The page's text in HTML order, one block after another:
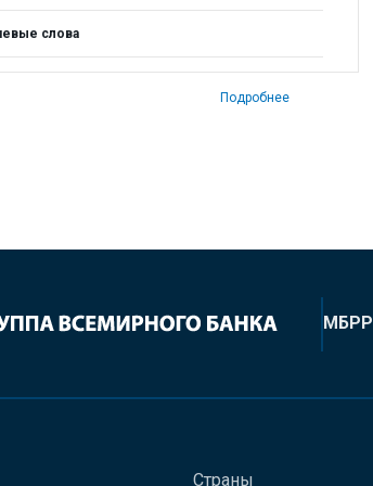
слова
Подробнее
МБРР
Страны